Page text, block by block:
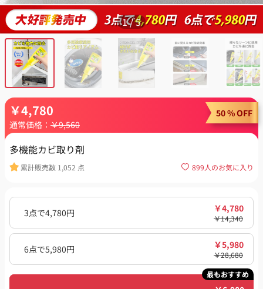
1/5
￥4,780
通常価格： ￥9,560
50 % OFF
多機能カビ取り剤
累計販売数 1,052 点 899人のお気に入り
3点で4,780円 ￥14,340
￥4,780
6点で5,980円 ￥28,680
￥5,980
最もおすすめ